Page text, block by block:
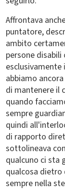
Affrontava
puntatore,
ambito
persone disabili
abbiamo
di mantenere il
quando
sempre
quindi
di rapporto
sottolineava
qualcuno ci sta
qualcosa dietro
sempre nella